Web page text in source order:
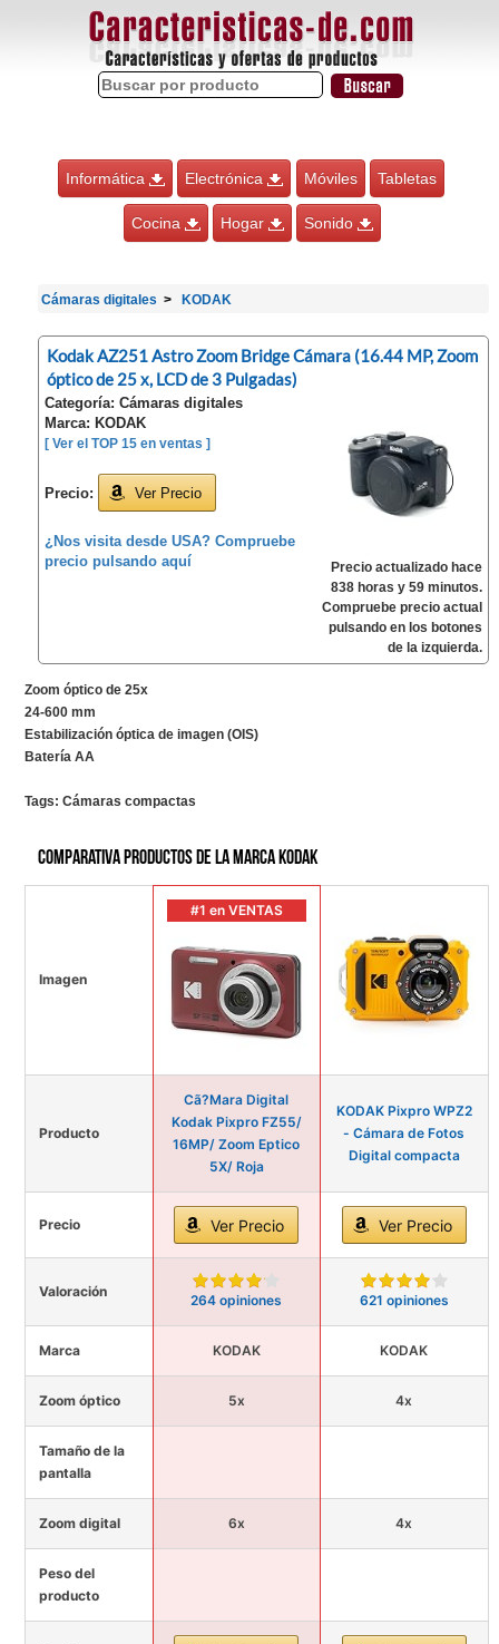
Informática Electrónica Móviles Tabletas
Cocina Hogar Sonido
Cámaras digitales KODAK
Kodak AZ251 Astro Zoom Bridge Cámara (16.44 MP, Zoom
óptico de 25 x, LCD de 3 Pulgadas)
Categoría: Cámaras digitales
Marca: KODAK
[ Ver el TOP 15 en ventas ]
Precio: Ver Precio
¿Nos visita desde USA? Compruebe
precio pulsando aquí
Precio actualizado hace
838 horas y 59 minutos.
Compruebe precio actual
pulsando en los botones
de la izquierda.
Zoom óptico de 25x
24-600 mm
Estabilización óptica de imagen (OIS)
Batería AA
Tags: Cámaras compactas
Comparativa productos de la marca KODAK
Imagen
#1 en VENTAS
Producto
Cã?Mara Digital
Kodak Pixpro FZ55/
16MP/ Zoom Eptico
5X/ Roja
KODAK Pixpro WPZ2
- Cámara de Fotos
Digital compacta
Precio Ver Precio Ver Precio
Valoración
264 opiniones 621 opiniones
Marca KODAK KODAK
Zoom óptico 5x 4x
Tamaño de la
pantalla
Zoom digital 6x 4x
Peso del
producto